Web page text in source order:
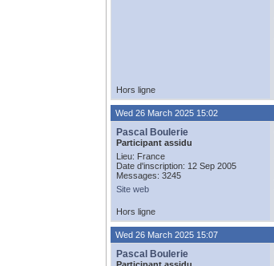
Hors ligne
Wed 26 March 2025 15:02
Pascal Boulerie
Participant assidu
Lieu: France
Date d'inscription: 12 Sep 2005
Messages: 3245
Site web
Hors ligne
Wed 26 March 2025 15:07
Pascal Boulerie